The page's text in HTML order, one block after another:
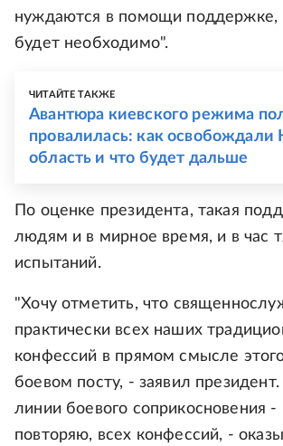
нуждаются в помощи поддержке,
будет необходимо".
ЧИТАЙТЕ ТАКЖЕ
Авантюра киевского режима
провалилась: как освобождали
область и что будет дальше
По оценке президента, такая
людям и в мирное время, и в час
испытаний.
"Хочу отметить, что
практически всех наших
конфессий в прямом смысле
боевом посту, - заявил
линии боевого соприкосновения -
повторяю, всех конфессий, -